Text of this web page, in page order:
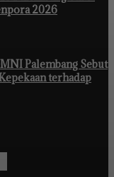
2026
Palembang Sebut
terhadap